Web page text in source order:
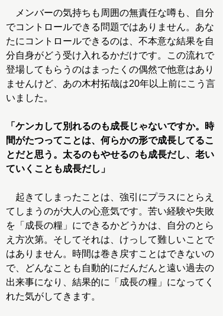
メンバーの気持ちも周囲の無責任な噂も、自分
でコントロールできる問題ではありません。あな
たにコントロールできるのは、不本意な結果を自
分自身がどう受け入れるかだけです。この流れで
登場してもらうのはまったくの偶然で他意はあり
ませんけど、あの木村拓哉は20年以上前にこう言
いました。
「ケンカして別れるのも成長じゃないですか。時
間がたつってことは、何らかの形で成長してるこ
とだと思う。太るのもやせるのも成長だし、老い
ていくことも成長だし」
起きてしまったことは、強引にプラスにとらえ
てしまうのが大人の心意気です。苦い経験や失敗
を「成長の糧」にできるかどうかは、自分のとら
え方次第。そしてそれは、けっして難しいことで
はありません。時間は巻き戻すことはできないの
で、どんなことも自動的にだんだんと遠い過去の
出来事になり、結果的に「成長の糧」になってく
れた気がしてきます。